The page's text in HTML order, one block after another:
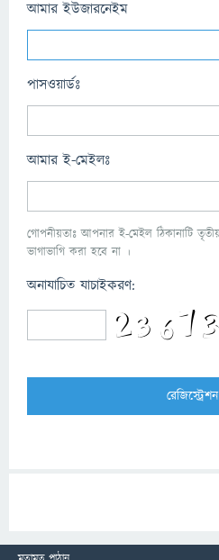
আমার ইউজারনেইম
পাসওয়ার্ডঃ
আমার ই-মেইলঃ
গোপনীয়তাঃ আপনার ই-মেইল ঠিকানাটি
ভাগাভাগি করা হবে না ।
অনাযাচিত যাচাইকরণ: